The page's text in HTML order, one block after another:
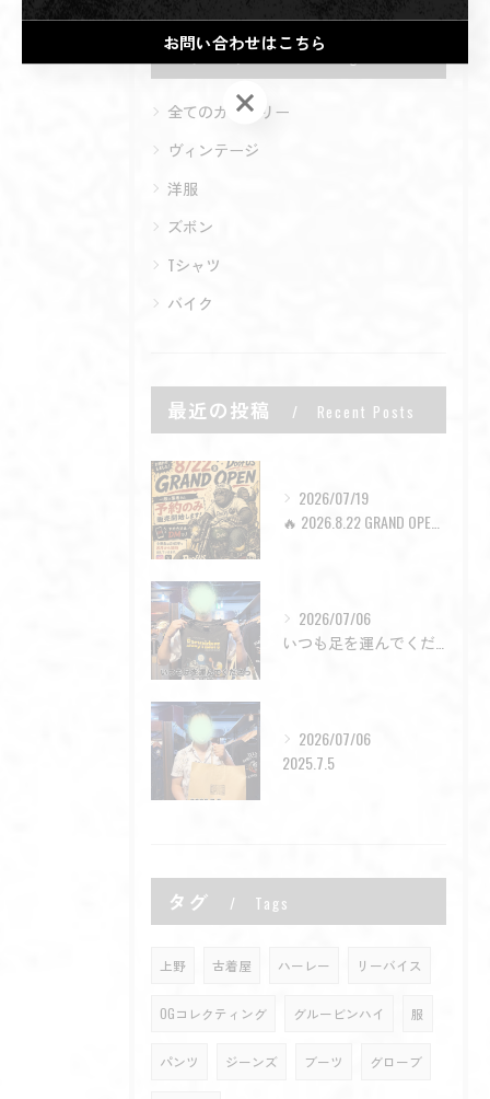
カテゴリー Categories
全てのカテゴリー
ヴィンテージ
洋服
ズボン
Tシャツ
バイク
最近の投稿 Recent Posts
2026/07/19
2026/07/06
2026/07/06
2025.7.5
タグ Tags
上野 古着屋 ハーレー リーバイス
OGコレクティング グルービンハイ 服
パンツ ジーンズ ブーツ グローブ
お問い合わせはこちら
お問い合わせはこちら